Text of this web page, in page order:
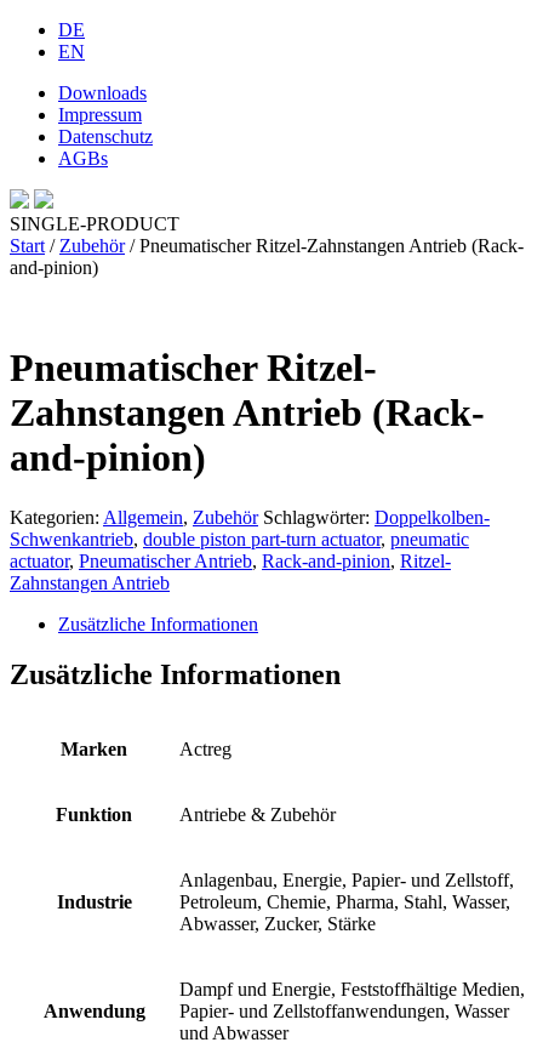
DE
EN
Downloads
Impressum
Datenschutz
AGBs
SINGLE-PRODUCT
Start / Zubehör/ Pneumatischer Ritzel-Zahnstangen Antrieb (Rack-
and-pinion)
Pneumatischer Ritzel-
Zahnstangen Antrieb (Rack-
and-pinion)
Kategorien: Allgemein, Zubehör Schlagwörter: Doppelkolben-
Schwenkantrieb, double piston part-turn actuator, pneumatic
actuator, Pneumatischer Antrieb, Rack-and-pinion, Ritzel-
Zahnstangen Antrieb
Zusätzliche Informationen
Zusätzliche Informationen
Marken Actreg
Funktion Antriebe & Zubehör
Industrie
Anlagenbau, Energie, Papier- und Zellstoff,
Petroleum, Chemie, Pharma, Stahl, Wasser,
Abwasser, Zucker, Stärke
Anwendung
Dampf und Energie, Feststoffhältige Medien,
Papier- und Zellstoffanwendungen, Wasser
und Abwasser